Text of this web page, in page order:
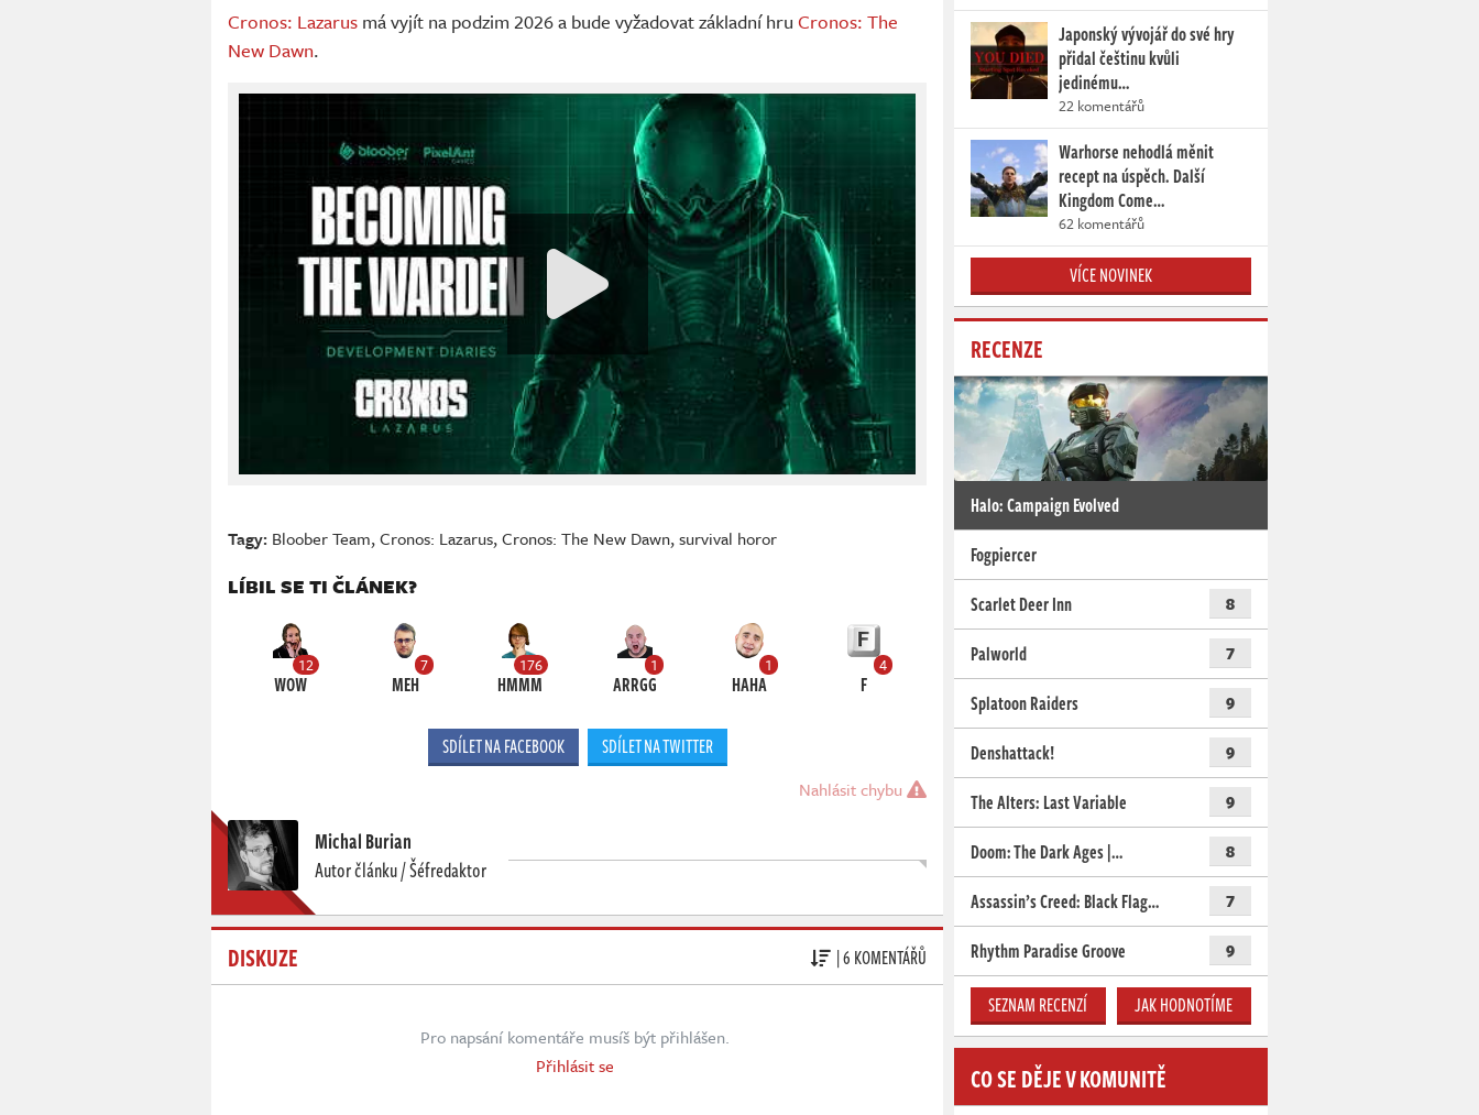
Cronos: Lazarus má vyjít na podzim 2026 a bude vyžadovat základní hru Cronos: The
New Dawn.
Tagy: Bloober Team,Cronos: Lazarus,Cronos: The New Dawn,survival horor
LÍBIL SE TI ČLÁNEK?
12
WOW
7
MEH
176
HMMM
1
ARRGG
1
HAHA
4
F
SDÍLET NA FACEBOOK SDÍLET NA TWITTER
Nahlásit chybu
Michal Burian
Autor článku / Šéfredaktor
DISKUZE | 6 KOMENTÁŘŮ
Pro napsání komentáře musíš být přihlášen.
Přihlásit se
Japonský vývojář do své hry
přidal češtinu kvůli
jedinému…
22 komentářů
Warhorse nehodlá měnit
recept na úspěch. Další
Kingdom Come…
62 komentářů
VÍCE NOVINEK
RECENZE
Halo: Campaign Evolved
Fogpiercer
Scarlet Deer Inn
8
Palworld 7
Splatoon Raiders 9
Denshattack! 9
The Alters: Last Variable 9
Doom: The Dark Ages |… 8
Assassin’s Creed: Black Flag… 7
Rhythm Paradise Groove 9
SEZNAM RECENZÍ JAK HODNOTÍME
CO SE DĚJE V KOMUNITĚ